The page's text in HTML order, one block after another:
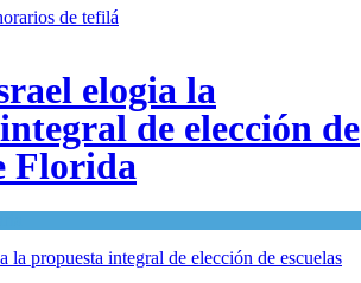
de tefilá
elogia la
de elección de
Florida